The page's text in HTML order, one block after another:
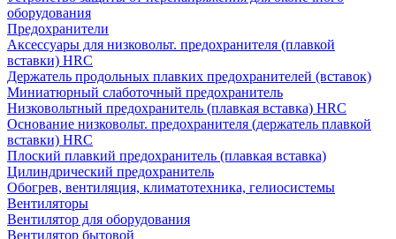
оборудования
Предохранители
Аксессуары для низковольт. предохранителя (плавкой
вставки) HRC
Держатель продольных плавких предохранителей (вставок)
Миниатюрный слаботочный предохранитель
Низковольтный предохранитель (плавкая вставка) HRC
Основание низковольт. предохранителя (держатель плавкой
вставки) HRC
Плоский плавкий предохранитель (плавкая вставка)
Цилиндрический предохранитель
Обогрев, вентиляция, климатотехника, гелиосистемы
Вентиляторы
Вентилятор для оборудования
Вентилятор бытовой